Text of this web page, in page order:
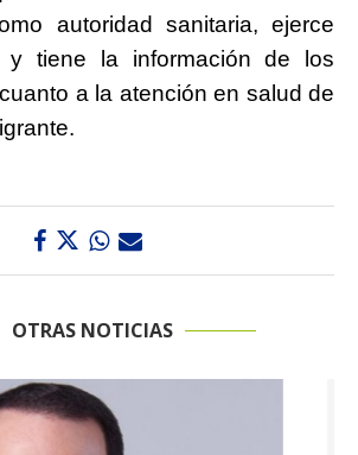
autoridad sanitaria, ejerce
y tiene la información de los
a la atención en salud de
OTRAS NOTICIAS